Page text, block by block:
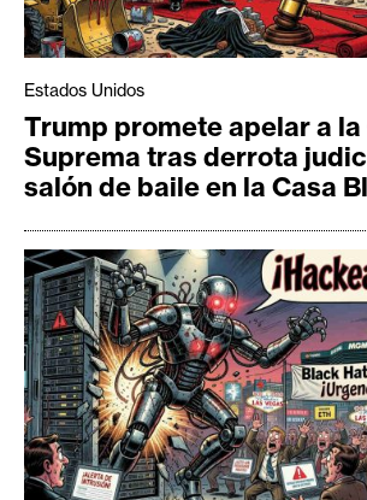
Estados Unidos
Trump promete apelar a
Suprema tras derrota
salón de baile en la Casa